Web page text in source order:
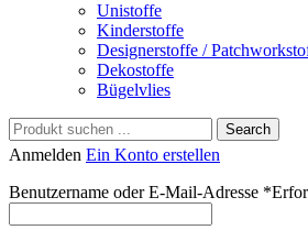
Unistoffe
Kinderstoffe
Designerstoffe /
Dekostoffe
Bügelvlies
Search
Anmelden Ein Konto erstellen
Benutzername oder E-Mail-Adresse *